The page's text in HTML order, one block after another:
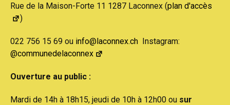
Rue de la Maison-Forte 11 1287 Laconnex (plan d'accès
)
022 756 15 69 ou info@laconnex.ch Instagram:
@communedelaconnex
Ouverture au public :
Mardi de 14h à 18h15, jeudi de 10h à 12h00 ou sur